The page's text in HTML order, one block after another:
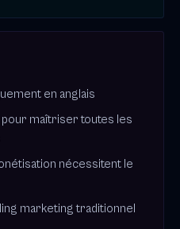
en anglais
maîtriser toutes les
nécessitent le
marketing traditionnel